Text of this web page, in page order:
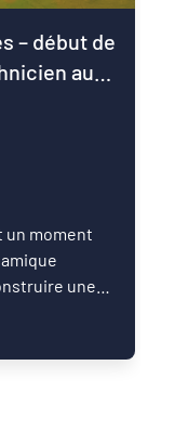
– début de
au
un moment
une
du territoire
temps